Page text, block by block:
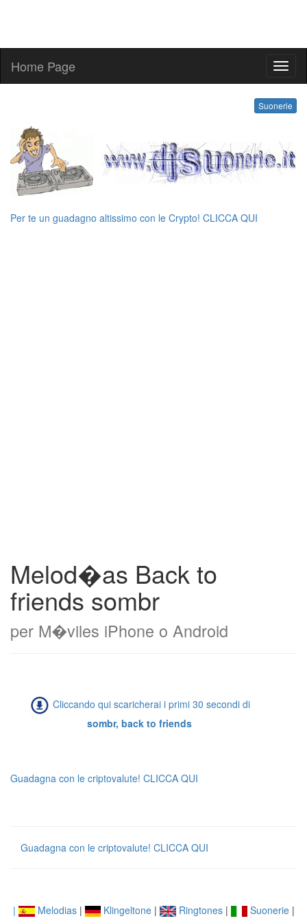
Home Page
Suonerie
Per te un guadagno altissimo con le Crypto! CLICCA QUI
Melod�as Back to
friends sombr
per M�viles iPhone o Android
Cliccando qui scaricherai i primi 30 secondi di
sombr, back to friends
Guadagna con le criptovalute! CLICCA QUI
Guadagna con le criptovalute! CLICCA QUI
| Melodias| Klingeltone| Ringtones| Suonerie|